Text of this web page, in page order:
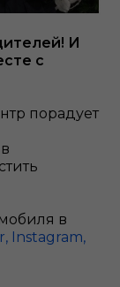
И
с
порадует
в
Instagram,